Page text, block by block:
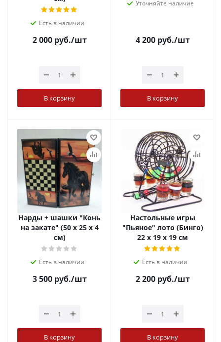
Есть в наличии
2 000руб./шт
В корзину
Уточняйте наличие
4 200руб./шт
В корзину
Нарды + шашки "Конь
на закате" (50 х 25 х 4
см)
Есть в наличии
3 500руб./шт
В корзину
Настольные игры
"Пьяное" лото (Бинго)
22 х 19 х 19 см
Есть в наличии
2 200руб./шт
В корзину